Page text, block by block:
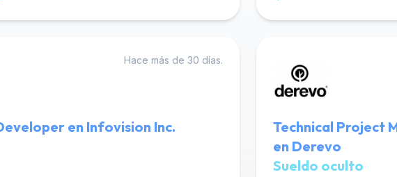
Hace más de 30 días.
en Infovision Inc.
Technical Project
en Derevo
Sueldo oculto